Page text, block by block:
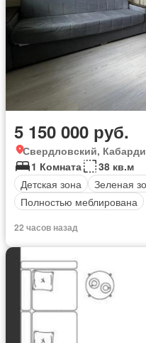
5 150 000 руб.
Свердловский,
1 Комната
38 кв.м
Детская зона
Зеленая
Полностью меблирована
22 часов назад